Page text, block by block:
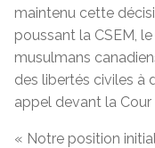
maintenu cette
poussant la CSEM,
musulmans
des libertés civiles à
appel devant la Cour
« Notre position